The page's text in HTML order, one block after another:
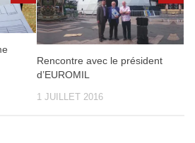
Rencontre avec le président
d’EUROMIL
1 JUILLET 2016